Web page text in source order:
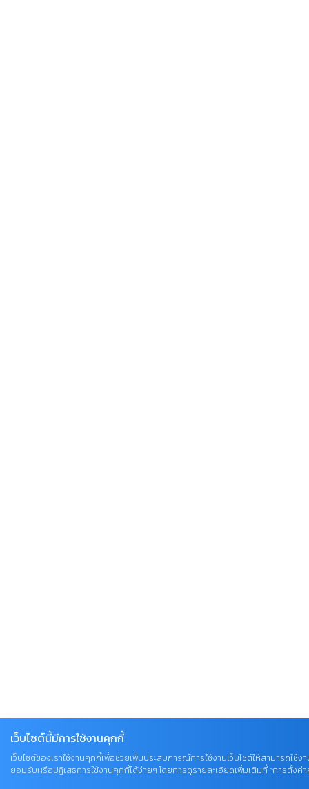
เว็บไซต์นี้มีการใช้งานคุกกี้
เว็บไซต์ของเราใช้งานคุกกี้เพื่อช่วยเพิ่มประสบการณ์การใช้งานเว็บไซต์ให้สามารถใ
ยอมรับหรือปฏิเสธการใช้งานคุกกี้ได้ง่ายๆ โดยการดูรายละเอียดเพิ่มเติมที่ “การตั้งค่